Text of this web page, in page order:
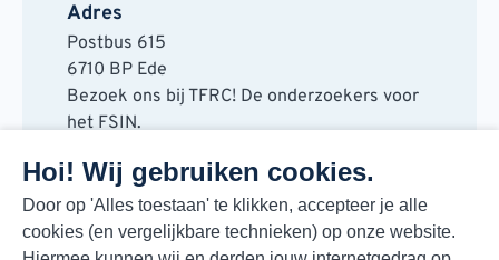
Hoi! Wij gebruiken cookies.
Door op 'Alles toestaan' te klikken, accepteer je alle
cookies (en vergelijkbare technieken) op onze website.
Adres
Postbus 615
6710 BP Ede
Bezoek ons bij TFRC! De onderzoekers voor
het FSIN.
6717 LT Ede
Contact
088 730 48 00